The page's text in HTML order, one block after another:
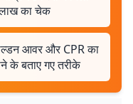
लाख का चेक
आवर और CPR का
के बताए गए तरीके